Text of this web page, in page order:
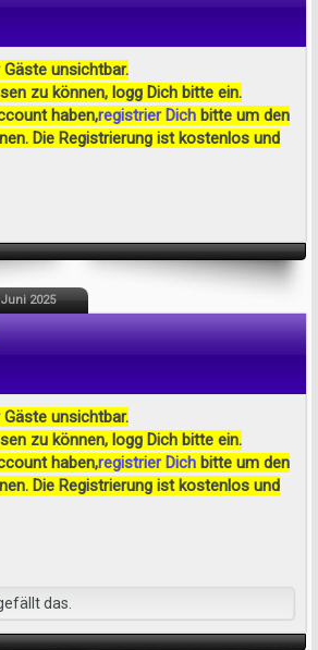
unsichtbar.
zu können, logg Dich bitte ein.
haben,registrier Dich bitte um den
Die Registrierung ist kostenlos und
2025
unsichtbar.
zu können, logg Dich bitte ein.
haben,registrier Dich bitte um den
Die Registrierung ist kostenlos und
das.